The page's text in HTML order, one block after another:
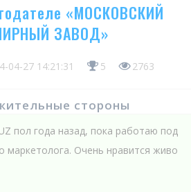
«МОСКОВСКИЙ
ЗАВОД»
04-27 14:21:31 5 2763
стороны
пол года назад, пока работаю под
маркетолога. Очень нравится живо